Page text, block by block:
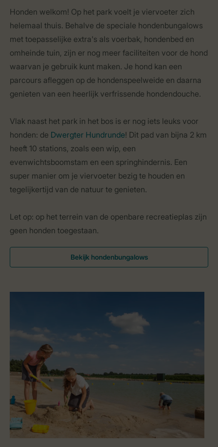
Honden welkom! Op het park voelt je viervoeter zich
helemaal thuis. Behalve de speciale hondenbungalows
met toepasselijke extra's als voerbak, hondenbed en
omheinde tuin, zijn er nog meer faciliteiten voor de hond
waarvan je gebruik kunt maken. Je hond kan een
parcours afleggen op de hondenspeelweide en daarna
genieten van een heerlijk verfrissende hondendouche.
Vlak naast het park in het bos is er nog iets leuks voor
honden: de Dwergter Hundrunde! Dit pad van bijna 2 km
heeft 10 stations, zoals een wip, een
evenwichtsboomstam en een springhindernis. Een
super manier om je viervoeter bezig te houden en
tegelijkertijd van de natuur te genieten.
Let op: op het terrein van de openbare recreatieplas zijn
geen honden toegestaan.
Bekijk hondenbungalows